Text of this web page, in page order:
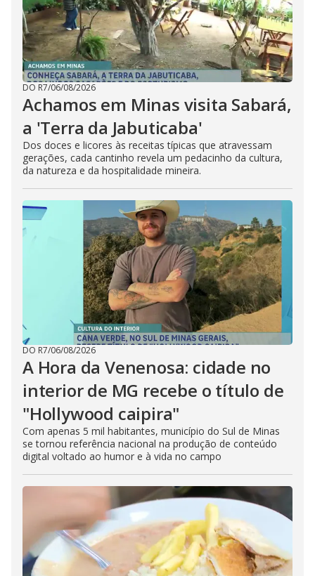
DO R7/06/08/2026
Achamos em Minas visita Sabará,
a 'Terra da Jabuticaba'
Dos doces e licores às receitas típicas que atravessam
gerações, cada cantinho revela um pedacinho da cultura,
da natureza e da hospitalidade mineira.
DO R7/06/08/2026
A Hora da Venenosa: cidade no
interior de MG recebe o título de
"Hollywood caipira"
Com apenas 5 mil habitantes, município do Sul de Minas
se tornou referência nacional na produção de conteúdo
digital voltado ao humor e à vida no campo